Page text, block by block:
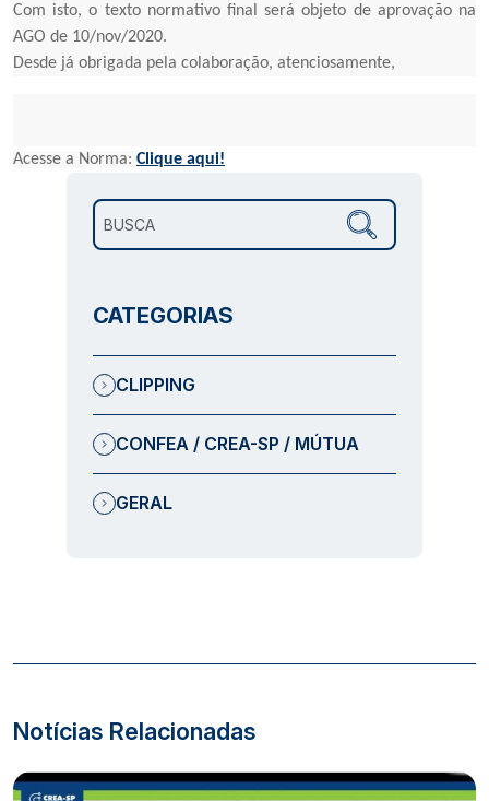
Com isto, o texto normativo final será objeto de aprovação na
AGO de 10/nov/2020.
Desde já obrigada pela colaboração, atenciosamente,
Acesse a Norma: Clique aqui!
Pesquisar por:
CATEGORIAS
CLIPPING
CONFEA / CREA-SP / MÚTUA
GERAL
Notícias Relacionadas